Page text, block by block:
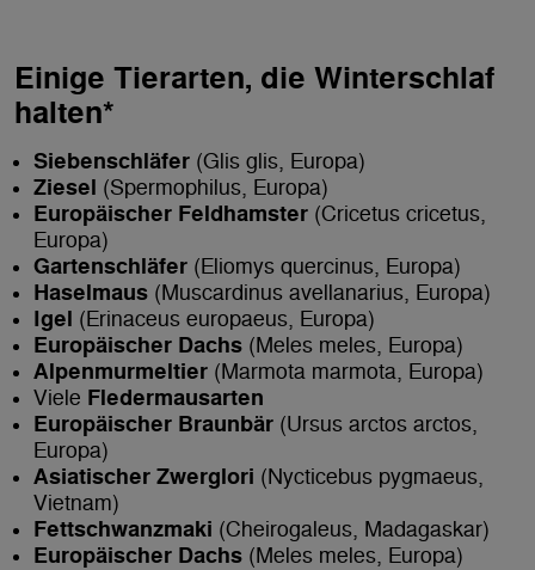
Einige Tierarten, die Winterschlaf
halten*
Siebenschläfer (Glis glis, Europa)
Ziesel (Spermophilus, Europa)
Europäischer Feldhamster (Cricetus cricetus,
Europa)
Gartenschläfer (Eliomys quercinus, Europa)
Haselmaus (Muscardinus avellanarius, Europa)
Igel (Erinaceus europaeus, Europa)
Europäischer Dachs (Meles meles, Europa)
Alpenmurmeltier (Marmota marmota, Europa)
Viele Fledermausarten
Europäischer Braunbär (Ursus arctos arctos,
Europa)
Asiatischer Zwerglori (Nycticebus pygmaeus,
Vietnam)
Fettschwanzmaki (Cheirogaleus, Madagaskar)
Europäischer Dachs (Meles meles, Europa)